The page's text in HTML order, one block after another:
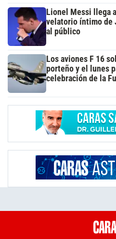
Lionel Messi llega
velatorio íntimo de
al público
Los aviones F 16
porteño y el lunes
celebración de la